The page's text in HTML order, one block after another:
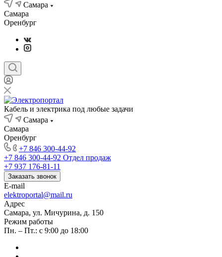
Самара
Самара
Оренбург
Кабель и электрика под любые задачи
Самара
Самара
Оренбург
+7 846 300-44-92
+7 846 300-44-92 Отдел продаж
+7 937 176-81-11
Заказать звонок
E-mail
elektroportal@mail.ru
Адрес
Самара, ул. Мичурина, д. 150
Режим работы
Пн. – Пт.: с 9:00 до 18:00